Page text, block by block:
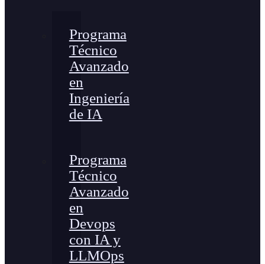
Programa
Técnico
Avanzado
en
Ingeniería
de IA
Programa
Técnico
Avanzado
en
Devops
con IA y
LLMOps